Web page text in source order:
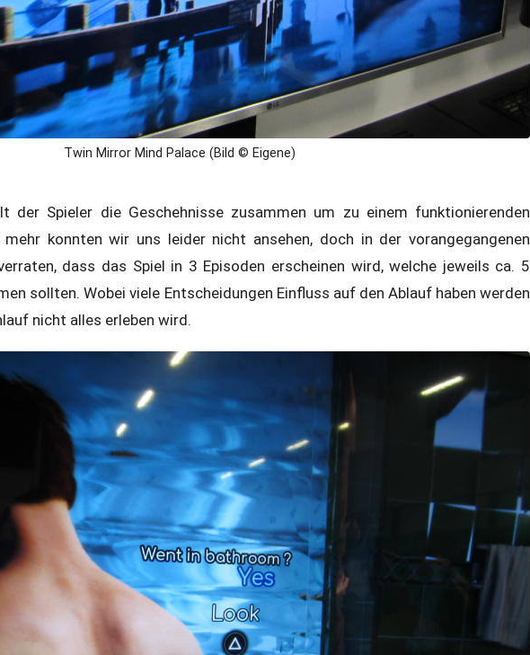
Twin Mirror Mind Palace (Bild © Eigene)
der Spieler die Geschehnisse zusammen um zu einem funktionierenden
konnten wir uns leider nicht ansehen, doch in der vorangegangenen
dass das Spiel in 3 Episoden erscheinen wird, welche jeweils ca. 5
sollten. Wobei viele Entscheidungen Einfluss auf den Ablauf haben werden
nicht alles erleben wird.